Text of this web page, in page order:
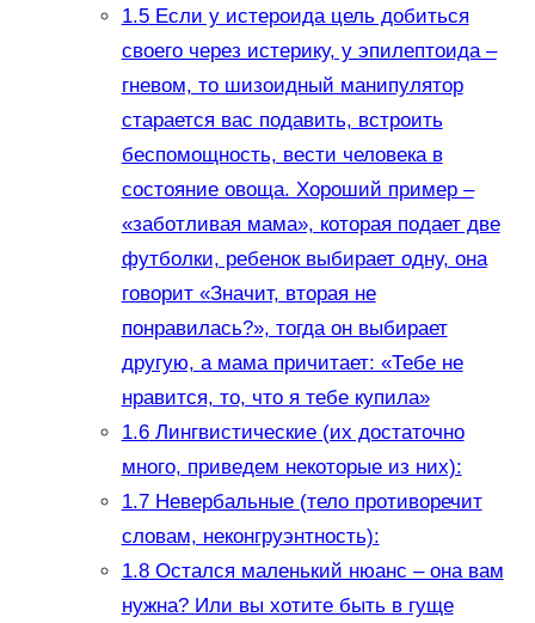
1.5Если у истероида цель добиться
своего через истерику, у эпилептоида –
гневом, то шизоидный манипулятор
старается вас подавить, встроить
беспомощность, вести человека в
состояние овоща. Хороший пример –
«заботливая мама», которая подает две
футболки, ребенок выбирает одну, она
говорит «Значит, вторая не
понравилась?», тогда он выбирает
другую, а мама причитает: «Тебе не
нравится, то, что я тебе купила»
1.6Лингвистические (их достаточно
много, приведем некоторые из них):
1.7Невербальные (тело противоречит
словам, неконгруэнтность):
1.8Остался маленький нюанс – она вам
нужна? Или вы хотите быть в гуще